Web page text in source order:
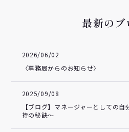
最新のブ
2026/06/02
〈事務局からのお知らせ〉
2025/09/08
【ブログ】マネージャーとしての
持の秘訣～